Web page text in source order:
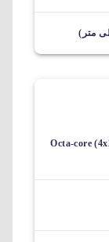
Octa-core